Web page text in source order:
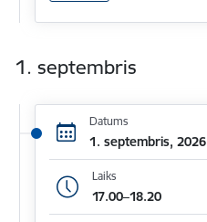
1. septembris
Datums
1. septembris, 2026
Laiks
17.00–18.20